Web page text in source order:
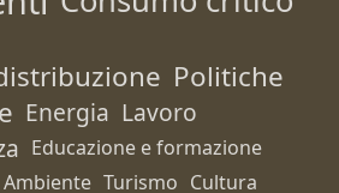
Politiche
Energia Lavoro
Educazione e formazione
Ambiente Turismo Cultura